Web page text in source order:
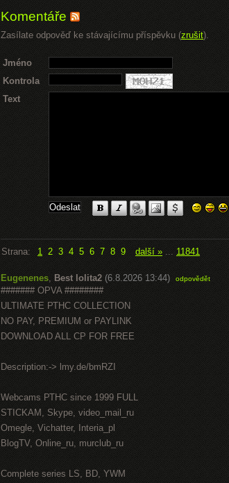
Komentáře
Zasílate odpověď ke stávajícímu příspěvku (zrušit).
Jméno
Kontrola
Text
Strana: 1 2 3 4 5 6 7 8 9 další » ... 11841
Eugenenes, Best lolita2 (6.8.2026 13:44) odpovědět
####### OPVA ########
ULTIMATE РТНС COLLECTION
NO PAY, PREMIUM or PAYLINK
DOWNLOAD ALL СР FOR FREE
Description:-> lmy.de/bmRZI
Webcams РТНС since 1999 FULL
STICKAM, Skype, video_mail_ru
Omegle, Vichatter, Interia_pl
BlogTV, Online_ru, murclub_ru
Complete series LS, BD, YWM